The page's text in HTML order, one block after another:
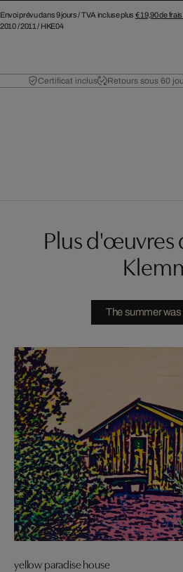
Envoi prévu dans 9 jours /TVA incluse plus € 19,90de
2010/2011 / HKE04
Certificat inclus Retours sous 60
Plus d'œuvres
The summer was
yellow paradise house